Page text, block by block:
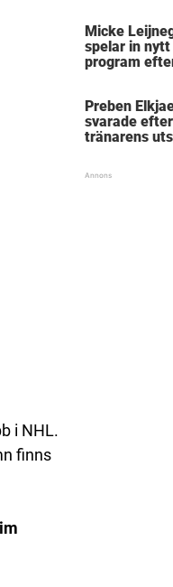
i NHL.
finns
Micke
spelar in
program
Preben
svarade efter
tränarens